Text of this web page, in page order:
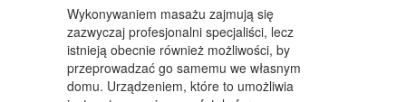
BIZNES ONLINE
BIŻUTERIA
DLA DZIECI
Wykonywaniem masażu zajmują się
zazwyczaj profesjonalni specjaliści, lecz
istnieją obecnie również możliwości, by
przeprowadzać go samemu we własnym
domu. Urządzeniem, które to umożliwia